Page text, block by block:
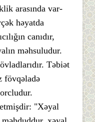
arasında var-
həyatda
canıdır,
məhsuludur.
Təbiət
fövqəladə
"Xəyal